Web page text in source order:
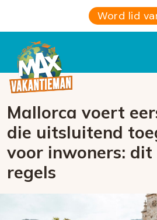
Word lid
Mallorca voert
die uitsluitend
voor inwoners: dit
regels